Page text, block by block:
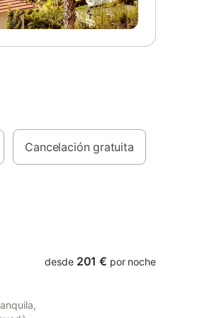
jardín o limitar el uso del agua
se permite la estancia a los
que figuran en la reserva. Se
con las autoridades si se
Cancelación gratuita
desde 201 € por noche